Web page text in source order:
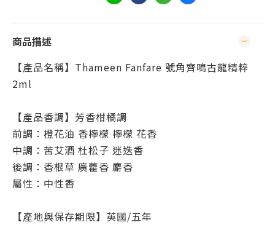
商品描述
【產品名稱】Thameen Fanfare 號角齊鳴古龍精粹
2ml
【產品香調】芳香柑橘調
前調：橙花油 香檸檬 檸檬 花香
中調：苦艾酒 杜松子 迷迭香
後調：香根草 廣藿香 麝香
屬性：中性香
【產地與保存期限】英國/五年